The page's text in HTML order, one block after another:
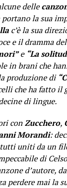
delle
portano la sua
c’è la sua
e il dramma
e “La
in brani che
produzione di
che ha fatto il
di lingue.
conZucchero,
Morandi:
uniti da un
di
d’autore,
perdere mai la